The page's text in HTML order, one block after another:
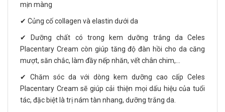
mịn màng
✔ Củng cố collagen và elastin dưới da
✔ Dưỡng chất có trong kem dưỡng trắng da Celes
Placentary Cream còn giúp tăng độ đàn hồi cho da căng
mượt, săn chắc, làm đầy nếp nhăn, vết chân chim,...
✔ Chăm sóc da với dòng kem dưỡng cao cấp Celes
Placentary Cream sẽ giúp cải thiện mọi dấu hiệu của tuổi
tác, đặc biệt là trị nám tàn nhang, dưỡng trắng da.